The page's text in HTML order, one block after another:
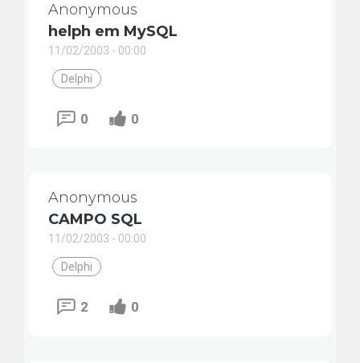
Anonymous
helph em MySQL
11/02/2003 - 00:00
Delphi
0 0
Anonymous
CAMPO SQL
11/02/2003 - 00:00
Delphi
2 0